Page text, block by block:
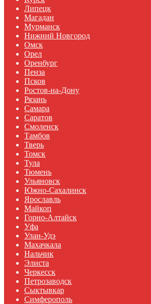
Липецк
Магадан
Мурманск
Нижний Новгород
Омск
Орел
Оренбург
Пенза
Псков
Ростов-на-Дону
Рязань
Самара
Саратов
Смоленск
Тамбов
Тверь
Томск
Тула
Тюмень
Ульяновск
Южно-Сахалинск
Ярославль
Майкоп
Горно-Алтайск
Уфа
Улан-Удэ
Махачкала
Нальчик
Элиста
Черкесск
Петрозаводск
Сыктывкар
Симферополь